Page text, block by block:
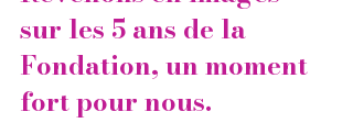
sur les 5 ans de la
Fondation, un moment
fort pour nous.